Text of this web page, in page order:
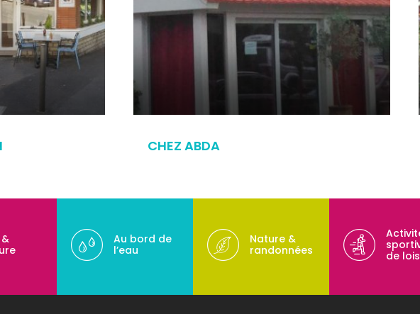
CHEZ ABDA
Au bord de
l’eau
Nature &
randonnées
de